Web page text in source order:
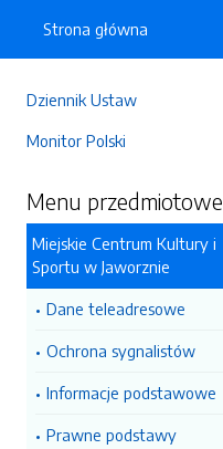
Dziennik Ustaw
Monitor Polski
Menu przedmiotowe
Miejskie Centrum Kultury i
Sportu w Jaworznie
Dane teleadresowe
Ochrona sygnalistów
Informacje podstawowe
Prawne podstawy
Strona główna